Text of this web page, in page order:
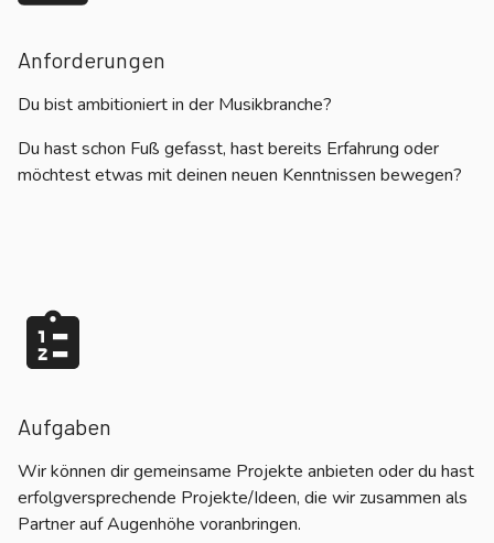
Anforderungen
Du bist ambitioniert in der Musikbranche?
Du hast schon Fuß gefasst, hast bereits Erfahrung oder
möchtest etwas mit deinen neuen Kenntnissen bewegen?
Aufgaben
Wir können dir gemeinsame Projekte anbieten oder du hast
erfolgversprechende Projekte/Ideen, die wir zusammen als
Partner auf Augenhöhe voranbringen.